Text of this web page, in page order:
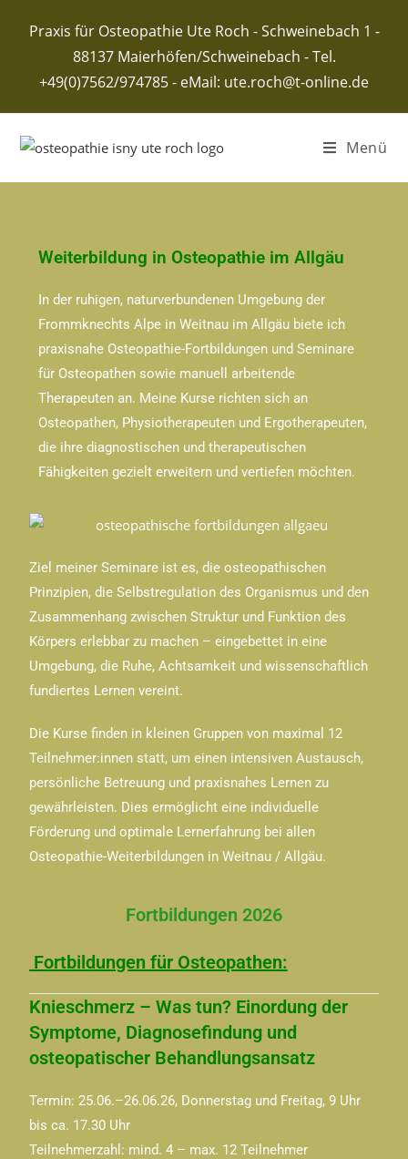
Praxis für Osteopathie Ute Roch - Schweinebach 1 -
88137 Maierhöfen/Schweinebach - Tel.
+49(0)7562/974785 - eMail: ute.roch@t-online.de
Menü
Weiterbildung in Osteopathie im Allgäu
In der ruhigen, naturverbundenen Umgebung der
Frommknechts Alpe in Weitnau im Allgäu biete ich
praxisnahe Osteopathie-Fortbildungen und Seminare
für Osteopathen sowie manuell arbeitende
Therapeuten an. Meine Kurse richten sich an
Osteopathen, Physiotherapeuten und Ergotherapeuten,
die ihre diagnostischen und therapeutischen
Fähigkeiten gezielt erweitern und vertiefen möchten.
Ziel meiner Seminare ist es, die osteopathischen
Prinzipien, die Selbstregulation des Organismus und den
Zusammenhang zwischen Struktur und Funktion des
Körpers erlebbar zu machen – eingebettet in eine
Umgebung, die Ruhe, Achtsamkeit und wissenschaftlich
fundiertes Lernen vereint.
Die Kurse finden in kleinen Gruppen von maximal 12
Teilnehmer:innen statt, um einen intensiven Austausch,
persönliche Betreuung und praxisnahes Lernen zu
gewährleisten. Dies ermöglicht eine individuelle
Förderung und optimale Lernerfahrung bei allen
Osteopathie-Weiterbildungen in Weitnau / Allgäu.
Fortbildungen 2026
Fortbildungen für Osteopathen:
Knieschmerz – Was tun? Einordung der
Symptome, Diagnosefindung und
osteopatischer Behandlungsansatz
Termin: 25.06.–26.06.26, Donnerstag und Freitag, 9 Uhr
bis ca. 17.30 Uhr
Teilnehmerzahl: mind. 4 – max. 12 Teilnehmer